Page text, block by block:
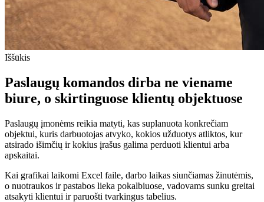
Iššūkis
Paslaugų komandos dirba ne viename
biure, o skirtinguose klientų objektuose
Paslaugų įmonėms reikia matyti, kas suplanuota konkrečiam
objektui, kuris darbuotojas atvyko, kokios užduotys atliktos, kur
atsirado išimčių ir kokius įrašus galima perduoti klientui arba
apskaitai.
Kai grafikai laikomi Excel faile, darbo laikas siunčiamas žinutėmis,
o nuotraukos ir pastabos lieka pokalbiuose, vadovams sunku greitai
atsakyti klientui ir paruošti tvarkingus tabelius.